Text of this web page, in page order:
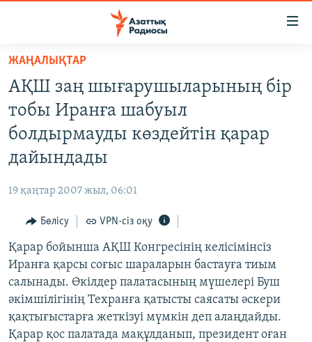
Skip
main
content
Skip
main
Skip
Search
САЯСАТ
AZATTYQTV
ҚАҢТАР ОҚИҒАСЫ
ӘЛЕУМЕТ
ӘЛЕМ
АРНАЙЫ ЖОБАЛАР
Русский
ЖАЗЫЛЫҢЫЗ
ЖАҢАЛЫҚТАР
АҚШ заң шығарушыларының бір
тобы Иранға шабуыл
болдырмауды көздейтін қарар
дайындады
19 қаңтар 2007 жыл, 06:01
Бөлісу VPN-сіз оқу
Қарар бойынша АҚШ Конгресінің келісімінсіз
Иранға қарсы соғыс шараларын бастауға тиым
салынады. Өкілдер палатасының мүшелері Буш
әкімшілігінің Техранға қатысты саясаты әскери
қақтығыстарға жеткізуі мүмкін деп алаңдайды.
Қарар қос палатада мақұлданып, президент оған